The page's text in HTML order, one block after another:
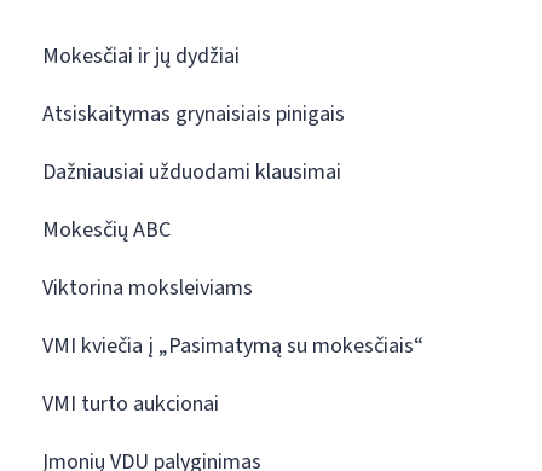
Mokesčiai ir jų dydžiai
Atsiskaitymas grynaisiais pinigais
Dažniausiai užduodami klausimai
Mokesčių ABC
Viktorina moksleiviams
VMI kviečia į „Pasimatymą su mokesčiais“
VMI turto aukcionai
Įmonių VDU palyginimas